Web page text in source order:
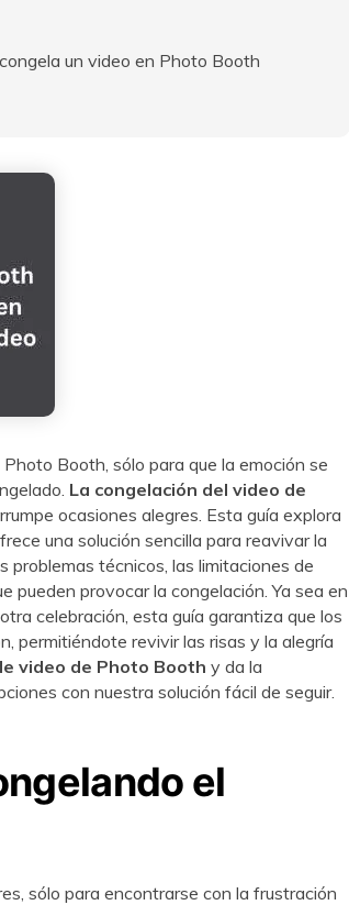
un video en Photo Booth
Booth, sólo para que la emoción se
La congelación del video de
ocasiones alegres. Esta guía explora
una solución sencilla para reavivar la
problemas técnicos, las limitaciones de
provocar la congelación. Ya sea en
celebración, esta guía garantiza que los
permitiéndote revivir las risas y la alegría
video de Photo Booth y da la
con nuestra solución fácil de seguir.
el
sólo para encontrarse con la frustración